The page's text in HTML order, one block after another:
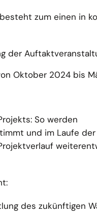
zum einen in
der
Oktober 2024 bis
So werden
und im Laufe
des zukünftigen